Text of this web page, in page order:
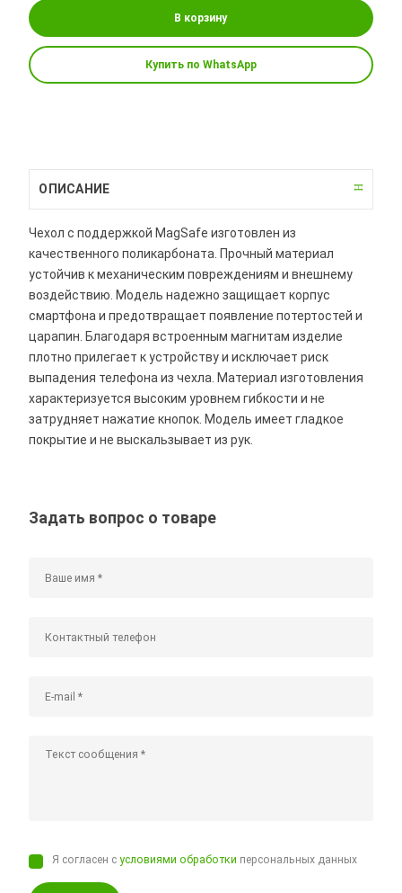
В корзину
Купить по WhatsApp
ОПИСАНИЕ
Чехол с поддержкой MagSafe изготовлен из
качественного поликарбоната. Прочный материал
устойчив к механическим повреждениям и внешнему
воздействию. Модель надежно защищает корпус
смартфона и предотвращает появление потертостей и
царапин. Благодаря встроенным магнитам изделие
плотно прилегает к устройству и исключает риск
выпадения телефона из чехла. Материал изготовления
характеризуется высоким уровнем гибкости и не
затрудняет нажатие кнопок. Модель имеет гладкое
покрытие и не выскальзывает из рук.
Задать вопрос о товаре
Я согласен сусловиями обработки персональных данных